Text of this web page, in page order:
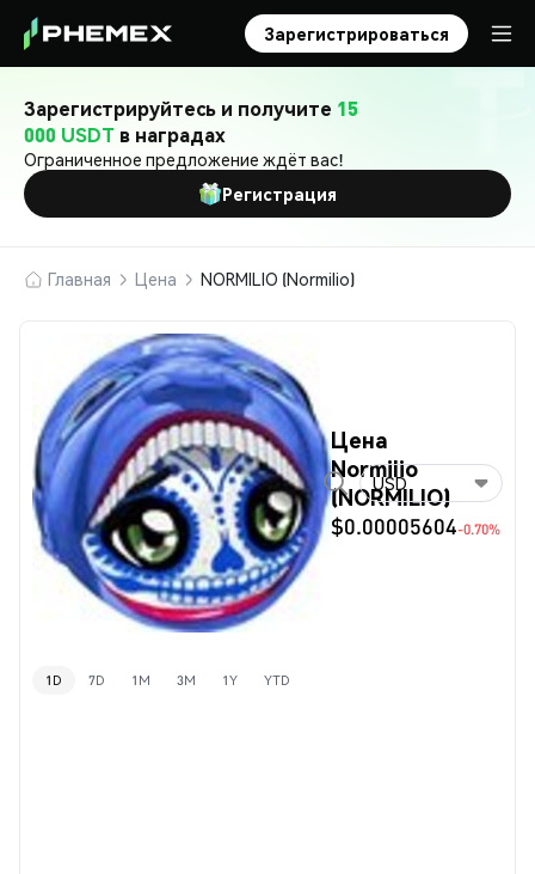
Зарегистрироваться
Зарегистрируйтесь и получите 15
000 USDT в наградах
Ограниченное предложение ждёт вас!
Регистрация
Главная Цена NORMILIO (Normilio)
Цена
Normilio
(NORMILIO)
$0.00005604-0.70%
USD
1D 7D 1M 3M 1Y YTD